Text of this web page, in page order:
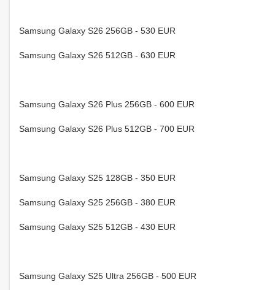
Samsung Galaxy S26 256GB - 530 EUR
Samsung Galaxy S26 512GB - 630 EUR
Samsung Galaxy S26 Plus 256GB - 600 EUR
Samsung Galaxy S26 Plus 512GB - 700 EUR
Samsung Galaxy S25 128GB - 350 EUR
Samsung Galaxy S25 256GB - 380 EUR
Samsung Galaxy S25 512GB - 430 EUR
Samsung Galaxy S25 Ultra 256GB - 500 EUR